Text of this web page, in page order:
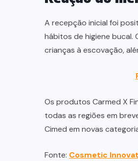
A recepção inicial foi
hábitos de higiene bucal.
crianças à escovação,
Os produtos Carmed X
todas as regiões em
Cimed em novas
Fonte: Cosmetic